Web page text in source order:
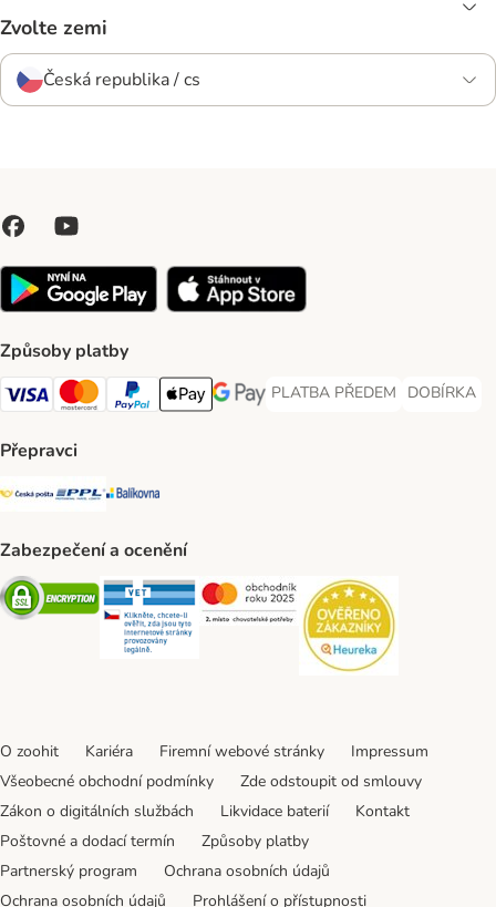
Zvolte zemi
Česká republika / cs
Způsoby platby
Visa Payment Method
Mastercard Payment Method
PayPal Payment Method
Apple pay Payment Method
GooglePay Payment Method
PLATBA PŘEDEM
PLATBA PŘEDEM Payment
DOBÍRKA
DOBÍRKA
Přepravci
Česká pošta Shipping Method
PPL Shipping Method
Balíkovna Shipping Method
Zabezpečení a ocenění
Security Security Security
O zoohit Kariéra Firemní webové stránky
Impressum
Všeobecné obchodní podmínky
Zde odstoupit od smlouvy
Zákon o digitálních službách
Likvidace baterií
Kontakt
Poštovné a dodací termín
Způsoby platby
Partnerský program
Ochrana osobních údajů
Ochrana osobních údajů
Prohlášení o přístupnosti